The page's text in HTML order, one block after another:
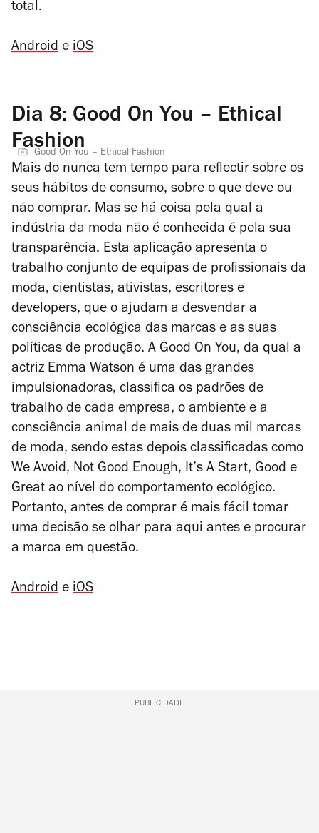
total.
Android e iOS
Dia 8: Good On You – Ethical
Fashion
Good On You – Ethical Fashion
Mais do nunca tem tempo para reflectir sobre os
seus hábitos de consumo, sobre o que deve ou
não comprar. Mas se há coisa pela qual a
indústria da moda não é conhecida é pela sua
transparência. Esta aplicação apresenta o
trabalho conjunto de equipas de profissionais da
moda, cientistas, ativistas, escritores e
developers, que o ajudam a desvendar a
consciência ecológica das marcas e as suas
políticas de produção. A Good On You, da qual a
actriz Emma Watson é uma das grandes
impulsionadoras, classifica os padrões de
trabalho de cada empresa, o ambiente e a
consciência animal de mais de duas mil marcas
de moda, sendo estas depois classificadas como
We Avoid, Not Good Enough, It’s A Start, Good e
Great ao nível do comportamento ecológico.
Portanto, antes de comprar é mais fácil tomar
uma decisão se olhar para aqui antes e procurar
a marca em questão.
Android e iOS
PUBLICIDADE